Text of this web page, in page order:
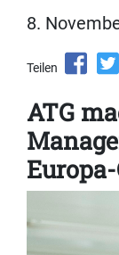
8.
Teilen
ATG